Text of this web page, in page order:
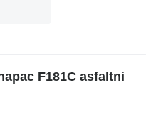
F181C asfaltni